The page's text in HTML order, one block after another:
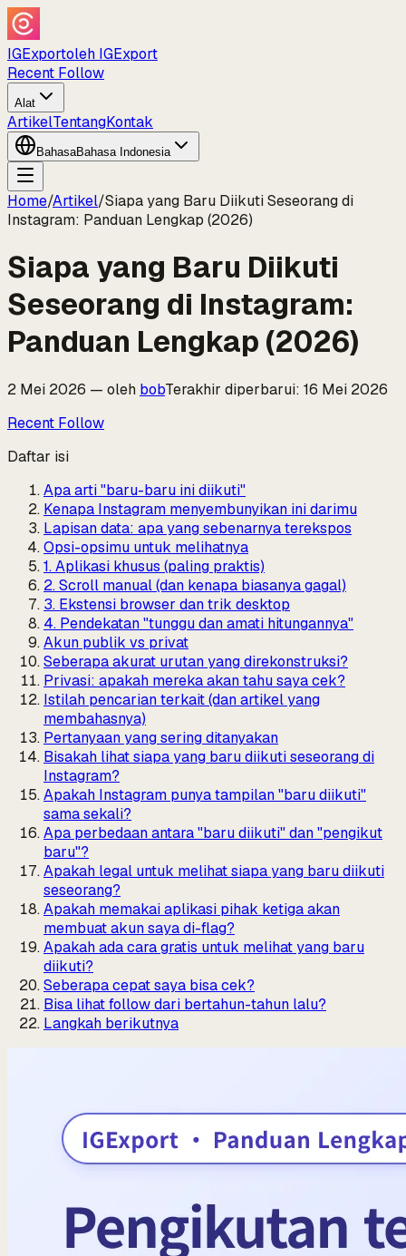
IGExportoleh IGExport
Recent Follow
Alat
ArtikelTentangKontak
BahasaBahasa Indonesia
Home/Artikel/Siapa yang Baru Diikuti Seseorang di
Instagram: Panduan Lengkap (2026)
Siapa yang Baru Diikuti
Seseorang di Instagram:
Panduan Lengkap (2026)
2 Mei 2026 — oleh bobTerakhir diperbarui: 16 Mei 2026
Recent Follow
Daftar isi
Apa arti "baru-baru ini diikuti"
Kenapa Instagram menyembunyikan ini darimu
Lapisan data: apa yang sebenarnya terekspos
Opsi-opsimu untuk melihatnya
1. Aplikasi khusus (paling praktis)
2. Scroll manual (dan kenapa biasanya gagal)
3. Ekstensi browser dan trik desktop
4. Pendekatan "tunggu dan amati hitungannya"
Akun publik vs privat
Seberapa akurat urutan yang direkonstruksi?
Privasi: apakah mereka akan tahu saya cek?
Istilah pencarian terkait (dan artikel yang
membahasnya)
Pertanyaan yang sering ditanyakan
Bisakah lihat siapa yang baru diikuti seseorang di
Instagram?
Apakah Instagram punya tampilan "baru diikuti"
sama sekali?
Apa perbedaan antara "baru diikuti" dan "pengikut
baru"?
Apakah legal untuk melihat siapa yang baru diikuti
seseorang?
Apakah memakai aplikasi pihak ketiga akan
membuat akun saya di-flag?
Apakah ada cara gratis untuk melihat yang baru
diikuti?
Seberapa cepat saya bisa cek?
Bisa lihat follow dari bertahun-tahun lalu?
Langkah berikutnya